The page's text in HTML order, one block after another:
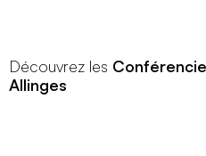
Découvrez les
Allinges